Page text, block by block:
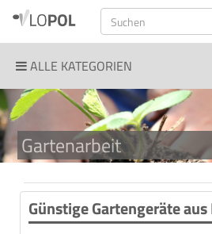
ALLE KATEGORIEN
Gartenarbeit
Günstige Gartengeräte aus